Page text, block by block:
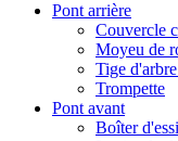
Pont arrière
Couvercle
Moyeu de
Tige
Trompette
Pont avant
Boîter